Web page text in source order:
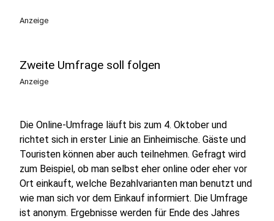
Anzeige
Zweite Umfrage soll folgen
Anzeige
Die Online-Umfrage läuft bis zum 4. Oktober und
richtet sich in erster Linie an Einheimische. Gäste und
Touristen können aber auch teilnehmen. Gefragt wird
zum Beispiel, ob man selbst eher online oder eher vor
Ort einkauft, welche Bezahlvarianten man benutzt und
wie man sich vor dem Einkauf informiert. Die Umfrage
ist anonym. Ergebnisse werden für Ende des Jahres